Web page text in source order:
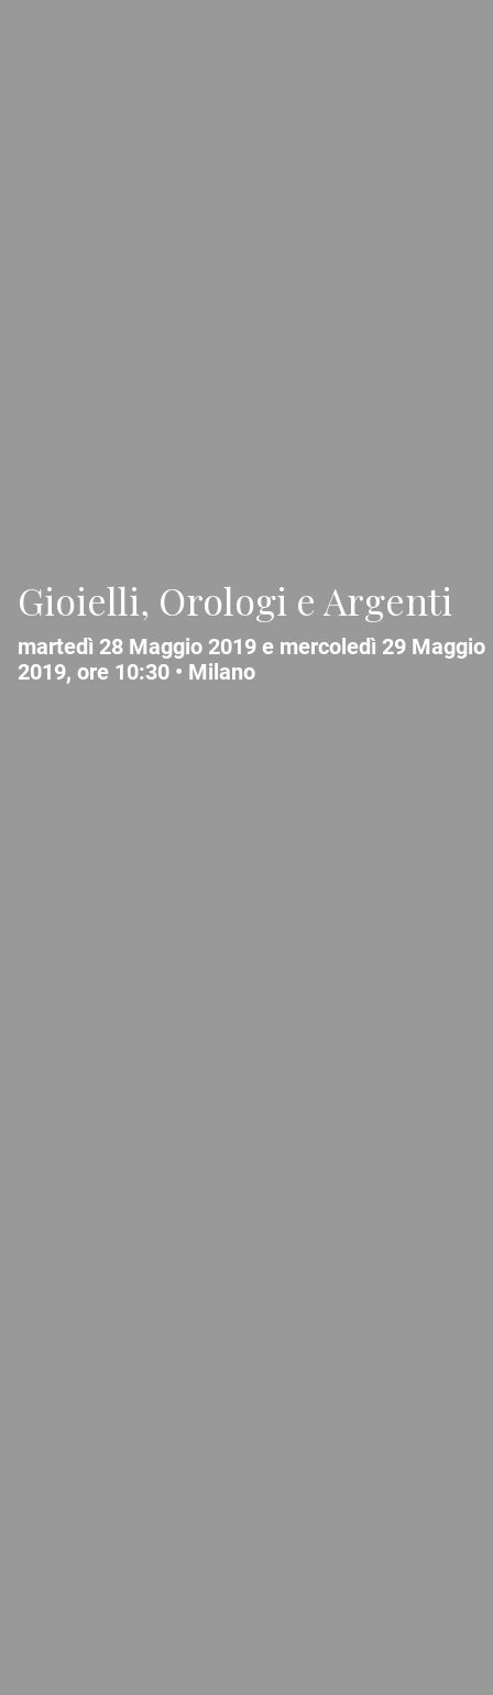
Gioielli, Orologi e Argenti
martedì 28 Maggio 2019 e mercoledì 29 Maggio
2019, ore 10:30 • Milano